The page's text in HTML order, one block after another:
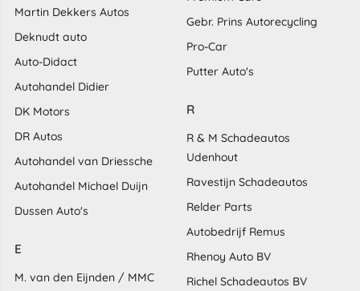
Martin Dekkers Autos
Deknudt auto
Auto-Didact
Autohandel Didier
DK Motors
DR Autos
Autohandel van Driessche
Autohandel Michael Duijn
Dussen Auto's
E
M. van den Eijnden / MMC
Gebr. Prins Autorecycling
Pro-Car
Putter Auto's
R
R & M Schadeautos
Udenhout
Ravestijn Schadeautos
Relder Parts
Autobedrijf Remus
Rhenoy Auto BV
Richel Schadeautos BV